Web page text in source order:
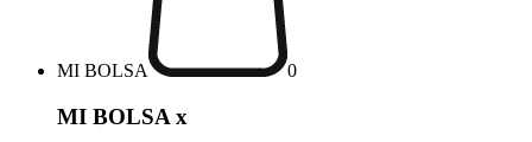
MI BOLSA 0
MI BOLSA x